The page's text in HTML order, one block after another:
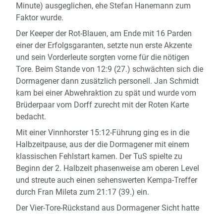
Minute) ausgeglichen, ehe Stefan Hanemann zum
Faktor wurde.
Der Keeper der Rot-Blauen, am Ende mit 16 Parden
einer der Erfolgsgaranten, setzte nun erste Akzente
und sein Vorderleute sorgten vorne für die nötigen
Tore. Beim Stande von 12:9 (27.) schwächten sich die
Dormagener dann zusätzlich personell. Jan Schmidt
kam bei einer Abwehraktion zu spät und wurde vom
Brüderpaar vom Dorff zurecht mit der Roten Karte
bedacht.
Mit einer Vinnhorster 15:12-Führung ging es in die
Halbzeitpause, aus der die Dormagener mit einem
klassischen Fehlstart kamen. Der TuS spielte zu
Beginn der 2. Halbzeit phasenweise am oberen Level
und streute auch einen sehenswerten Kempa-Treffer
durch Fran Mileta zum 21:17 (39.) ein.
Der Vier-Tore-Rückstand aus Dormagener Sicht hatte